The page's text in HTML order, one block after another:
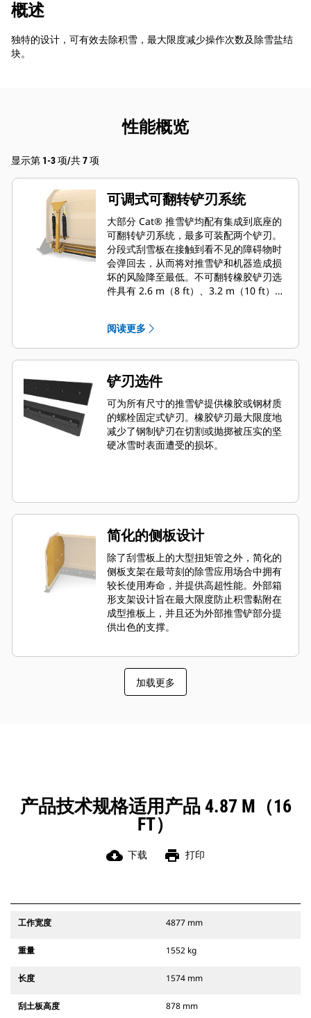
概述
独特的设计，可有效去除积雪，最大限度减少操作次数及除雪盐结
块。
性能概览
显示第 1-3 项/共 7 项
可调式可翻转铲刃系统
大部分 Cat® 推雪铲均配有集成到底座的
可翻转铲刃系统，最多可装配两个铲刃。
分段式刮雪板在接触到看不见的障碍物时
会弹回去，从而将对推雪铲和机器造成损
坏的风险降至最低。不可翻转橡胶铲刃选
件具有 2.6 m（8 ft）、3.2 m（10 ft）和
阅读更多
铲刃选件
可为所有尺寸的推雪铲提供橡胶或钢材质
的螺栓固定式铲刃。橡胶铲刃最大限度地
减少了钢制铲刃在切割或抛掷被压实的坚
硬冰雪时表面遭受的损坏。
简化的侧板设计
除了刮雪板上的大型扭矩管之外，简化的
侧板支架在最苛刻的除雪应用场合中拥有
较长使用寿命，并提供高超性能。外部箱
形支架设计旨在最大限度防止积雪黏附在
成型推板上，并且还为外部推雪铲部分提
供出色的支撑。
加载更多
产品技术规格适用产品 4.87 M（16
FT）
cloud_download 下载 print 打印
工作宽度 4877 mm
重量 1552 kg
长度 1574 mm
刮土板高度 878 mm